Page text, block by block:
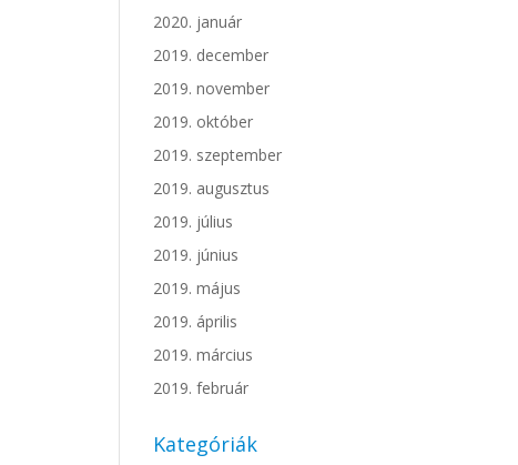
2020. január
2019. december
2019. november
2019. október
2019. szeptember
2019. augusztus
2019. július
2019. június
2019. május
2019. április
2019. március
2019. február
Kategóriák